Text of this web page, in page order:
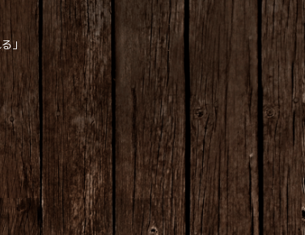
」